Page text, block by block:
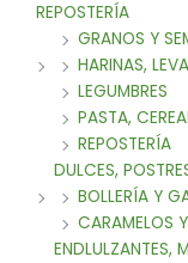
REPOSTERÍA
GRANOS Y
HARINAS,
LEGUMBRES
PASTA,
REPOSTERÍA
DULCES,
BOLLERÍA Y
CARAMELOS
ENDLULZANTES,